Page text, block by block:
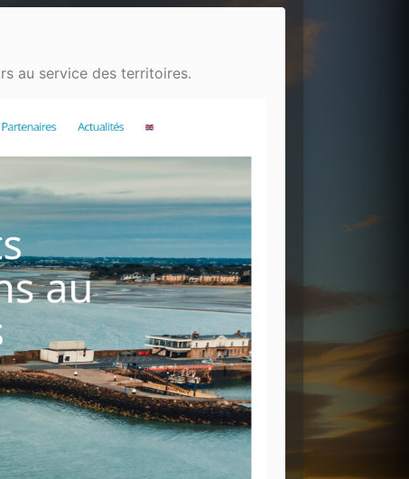
au service des territoires.